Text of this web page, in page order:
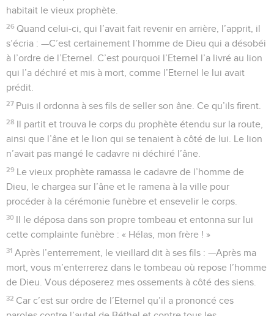
habitait le vieux prophète.
26 Quand celui-ci, qui l’avait fait revenir en arrière, l’apprit, il
s’écria : —C’est certainement l’homme de Dieu qui a désobéi
à l’ordre de l’Eternel. C’est pourquoi l’Eternel l’a livré au lion
qui l’a déchiré et mis à mort, comme l’Eternel le lui avait
prédit.
27 Puis il ordonna à ses fils de seller son âne. Ce qu’ils firent.
28 Il partit et trouva le corps du prophète étendu sur la route,
ainsi que l’âne et le lion qui se tenaient à côté de lui. Le lion
n’avait pas mangé le cadavre ni déchiré l’âne.
29 Le vieux prophète ramassa le cadavre de l’homme de
Dieu, le chargea sur l’âne et le ramena à la ville pour
procéder à la cérémonie funèbre et ensevelir le corps.
30 Il le déposa dans son propre tombeau et entonna sur lui
cette complainte funèbre : « Hélas, mon frère ! »
31 Après l’enterrement, le vieillard dit à ses fils : —Après ma
mort, vous m’enterrerez dans le tombeau où repose l’homme
de Dieu. Vous déposerez mes ossements à côté des siens.
32 Car c’est sur ordre de l’Eternel qu’il a prononcé ces